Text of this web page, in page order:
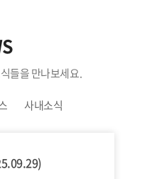
들을 만나보세요.
사내소식